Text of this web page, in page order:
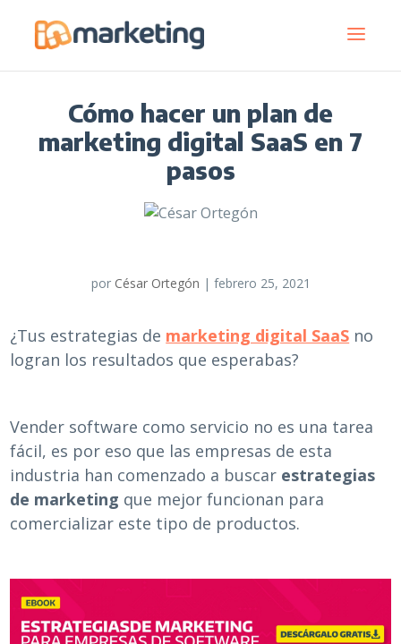
Cómo hacer un plan de
marketing digital SaaS en 7
pasos
por César Ortegón | febrero 25, 2021
¿Tus estrategias de marketing digital SaaS no
logran los resultados que esperabas?
Vender software como servicio no es una tarea
fácil, es por eso que las empresas de esta
industria han comenzado a buscar estrategias
de marketing que mejor funcionan para
comercializar este tipo de productos.